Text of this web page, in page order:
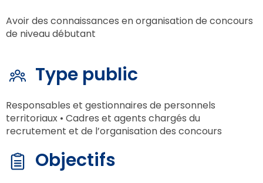
Avoir des connaissances en organisation de concours
de niveau débutant
Type public
Responsables et gestionnaires de personnels
territoriaux • Cadres et agents chargés du
recrutement et de l’organisation des concours
Objectifs